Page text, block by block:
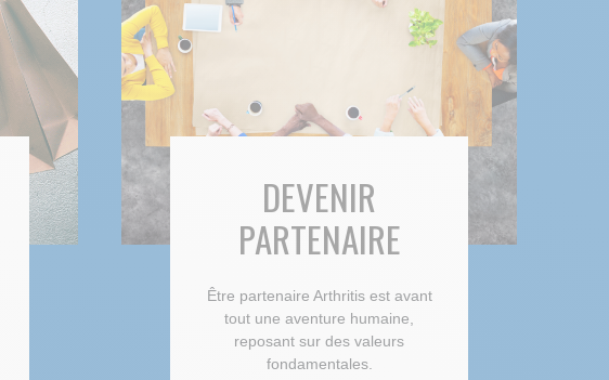
DEVENIR
PARTENAIRE
Être partenaire Arthritis est avant
tout une aventure humaine,
reposant sur des valeurs
fondamentales.